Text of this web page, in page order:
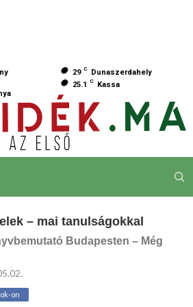
29 C
Dunaszerdahely
25.1 C Kassa
– mai tanulságokkal
Budapesten – Még
on